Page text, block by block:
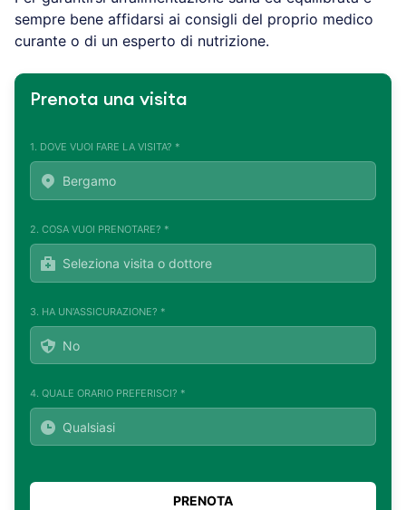
sempre bene affidarsi ai consigli del proprio medico
curante o di un esperto di nutrizione.
Prenota una visita
1. DOVE VUOI FARE LA VISITA? *
2. COSA VUOI PRENOTARE? *
3. HA UN'ASSICURAZIONE? *
4. QUALE ORARIO PREFERISCI? *